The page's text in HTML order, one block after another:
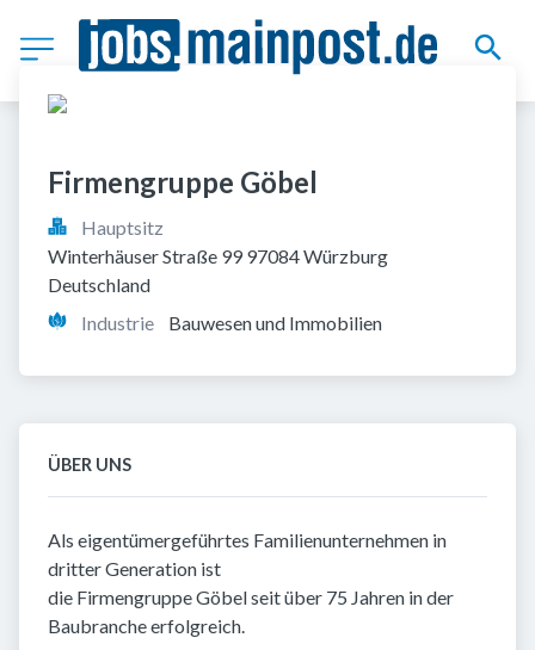
Firmengruppe Göbel
Hauptsitz
Winterhäuser Straße 99 97084 Würzburg
Deutschland
Industrie
Bauwesen und Immobilien
ÜBER UNS
Als eigentümergeführtes Familienunternehmen in
dritter Generation ist
die Firmengruppe Göbel seit über 75 Jahren in der
Baubranche erfolgreich.